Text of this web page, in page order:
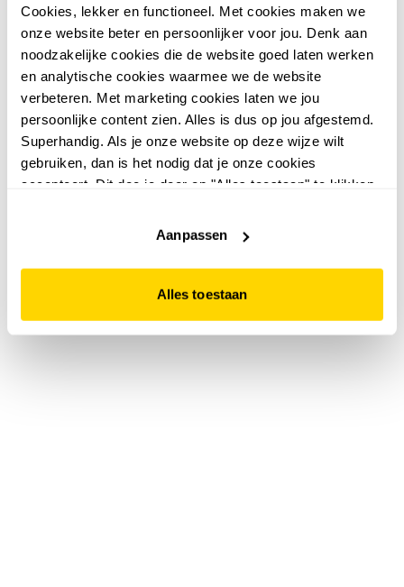
Cookies, lekker en functioneel. Met cookies maken we
onze website beter en persoonlijker voor jou. Denk aan
noodzakelijke cookies die de website goed laten werken
en analytische cookies waarmee we de website
verbeteren. Met marketing cookies laten we jou
persoonlijke content zien. Alles is dus op jou afgestemd.
Superhandig. Als je onze website op deze wijze wilt
gebruiken, dan is het nodig dat je onze cookies
accepteert. Dit doe je door op "Alles toestaan" te klikken.
website niet optimaal functioneert.
Aanpassen
Alles toestaan